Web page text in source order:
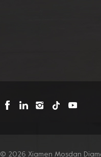
Eckkanten
© 2026 Xiamen Mosdan